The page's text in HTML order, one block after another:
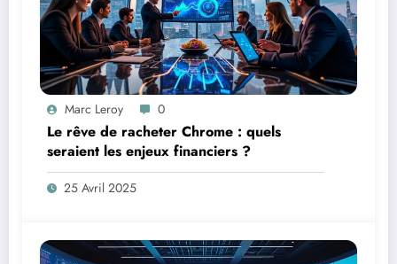
Marc Leroy 0
Le rêve de racheter Chrome : quels
seraient les enjeux financiers ?
25 Avril 2025